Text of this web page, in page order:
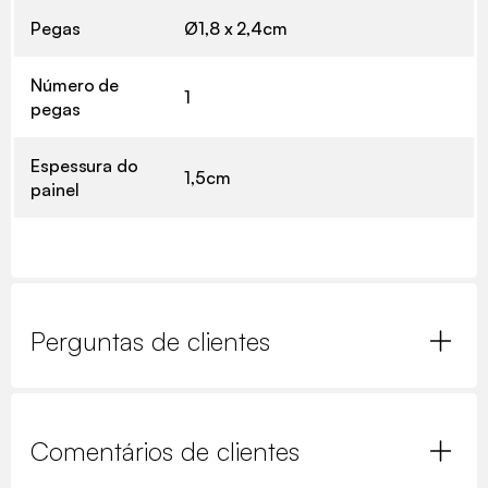
Pegas Ø1,8 x 2,4cm
Número de
pegas
1
Espessura do
painel
1,5cm
Perguntas de clientes
Comentários de clientes